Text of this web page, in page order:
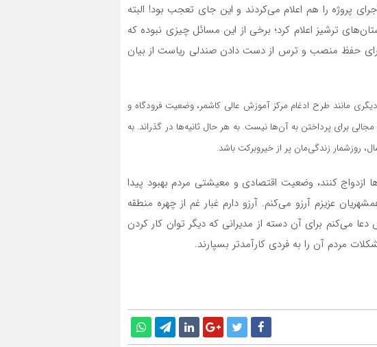
پروژه را هم اعلام می‌کردند و این جای تعجب بود! البته
ترشیز اعلام کرد؛ برخی از این مسائل چیزی نبوده که
حفظ منصب و ترس از دست دادن صندلی ریاست از بیان
99 بود. هستند اخبار بسیار دیگری مانند طرح ادغام مرکز آموزش عالی کاشمر، وضعیت فرودگاه و
مجالی برای پرداختن به آن‌ها نیست. به هر حال ثانیه‌ها در گذراند. به
مجردها ازدواج کنند، وضعیت اقتصادی و معیشتی مردم بهبود پیدا
عزیزم آرزو می‌کنم. آرزو دارم غبار غم از چهره منطقه
می‌کنم برای آن دسته از مدیرانی که دیگر توان کار کردن
مردم آن را به فردی کارآمدتر بسپارند.